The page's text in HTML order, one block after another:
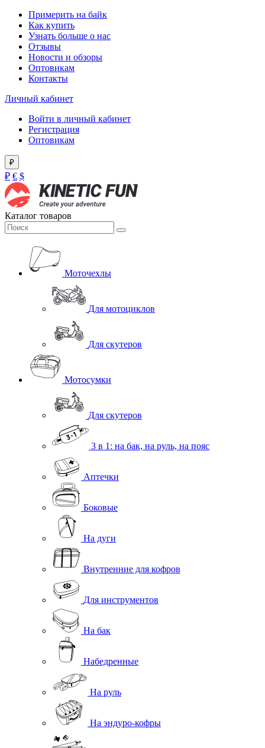
Примерить на байк
Как купить
Узнать больше о нас
Отзывы
Новости и обзоры
Оптовикам
Контакты
Личный кабинет
Войти в личный кабинет
Регистрация
Оптовикам
₽
₽ € $
Каталог товаров
Моточехлы
Для мотоциклов
Для скутеров
Мотосумки
Для скутеров
3 в 1: на бак, на руль, на пояс
Аптечки
Боковые
На дуги
Внутренние для кофров
Для инструментов
На бак
Набедренные
На руль
На эндуро-кофры